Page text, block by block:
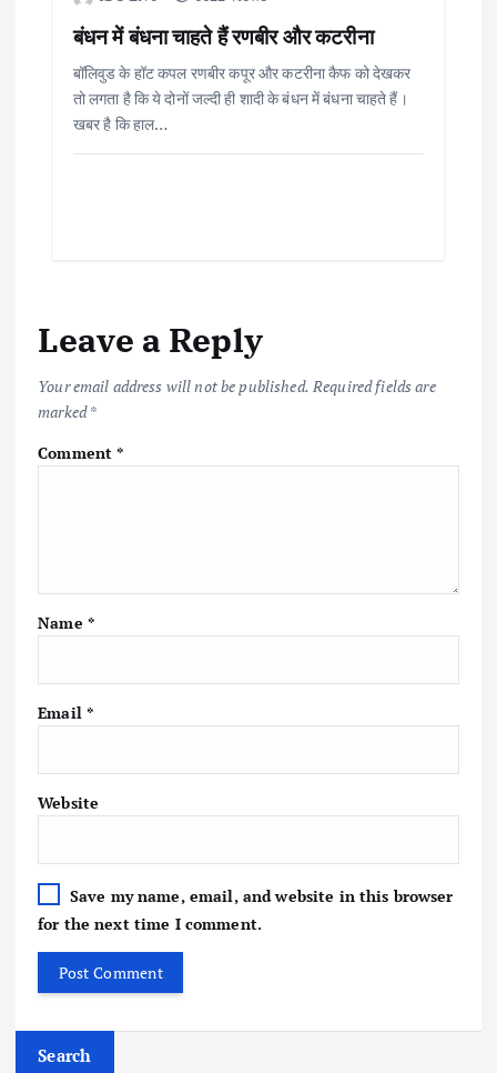
बंधन में बंधना चाहते हैं रणबीर और कटरीना
बॉलिवुड के हॉट कपल रणबीर कपूर और कटरीना कैफ को देखकर
तो लगता है कि ये दोनों जल्दी ही शादी के बंधन में बंधना चाहते हैं।
खबर है कि हाल…
Leave a Reply
Your email address will not be published. Required fields are
marked*
Comment*
Name *
Email *
Website
Save my name, email, and website in this browser
for the next time I comment.
Search